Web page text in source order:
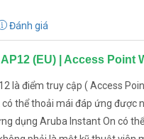
Đánh giá
(EU) | Access Point
là điểm truy cập ( Access
thể thoải mái đáp ứng được
dụng Aruba Instant On có